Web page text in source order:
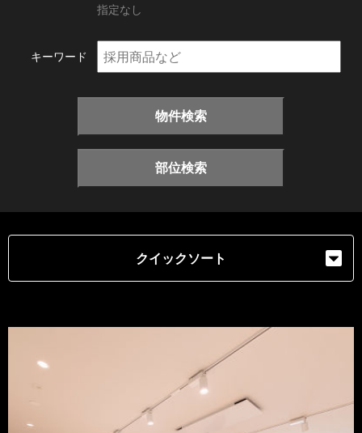
指定なし
キーワード
物件検索
部位検索
クイックソート